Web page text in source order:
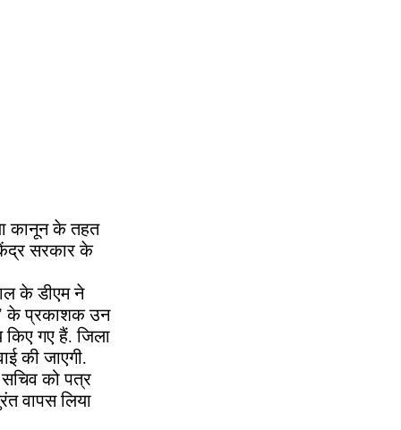
कानून के तहत
केंद्र सरकार के
के डीएम ने
के प्रकाशक उन
किए गए हैं. जिला
की जाएगी.
को पत्र
वापस लिया